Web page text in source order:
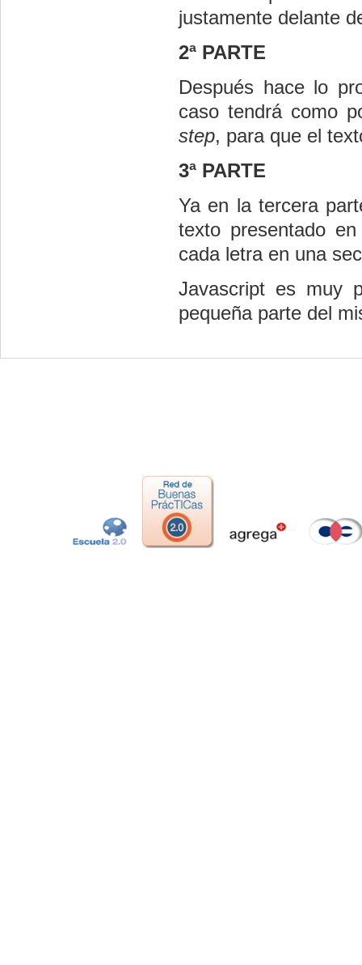
justamente delante
2ª PARTE
Después hace lo
caso tendrá como
step, para que el
3ª PARTE
Ya en la tercera
texto presentado
cada letra en una
Javascript es muy
pequeña parte del